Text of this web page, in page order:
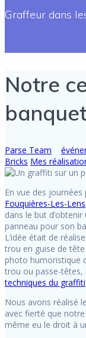
Graffeur dans
Notre
Parse Team
Bricks Mes
En vue des
Fouquières-Les-Lens
dans le but
panneau pour son
L’idée était de
trou en guise de
photo humoristique
trou ou passe-têtes,
techniques du graffiti
Nous avons réalisé
avec fierté que
même eu le droit à